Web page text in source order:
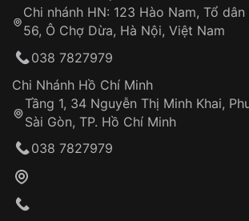
Từ khóa SEO:
Khách hàng kiểm tra và thanh
Đảm bảo quyền lợi khách hàng
Đồng hành cùng khách hàng
trình sử dụng
Chi nhánh HN: 123 Hào Nam, Tổ
56, Ô Chợ Dừa, Hà Nội, Việt Nam
038 7827979
Chi Nhánh Hồ Chí Minh
Tầng 1, 34 Nguyễn Thị Minh Khai,
Sài Gòn, TP. Hồ Chí Minh
038 7827979